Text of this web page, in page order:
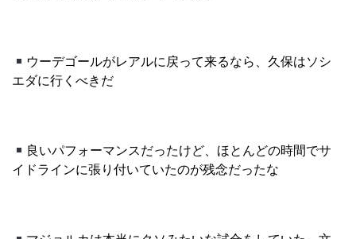
ウーデゴールがレアルに戻って来るなら、久保はソシ
エダに行くべきだ
良いパフォーマンスだったけど、ほとんどの時間でサ
イドラインに張り付いていたのが残念だったな